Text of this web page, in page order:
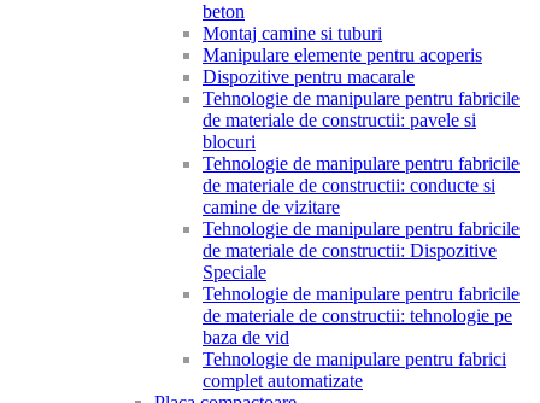
beton
Montaj camine si tuburi
Manipulare elemente pentru acoperis
Dispozitive pentru macarale
Tehnologie de manipulare pentru fabricile
de materiale de constructii: pavele si
blocuri
Tehnologie de manipulare pentru fabricile
de materiale de constructii: conducte si
camine de vizitare
Tehnologie de manipulare pentru fabricile
de materiale de constructii: Dispozitive
Speciale
Tehnologie de manipulare pentru fabricile
de materiale de constructii: tehnologie pe
baza de vid
Tehnologie de manipulare pentru fabrici
complet automatizate